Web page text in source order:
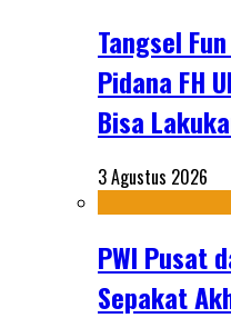
Tangsel
Pidana FH
Bisa
3 Agustus 2026
PWI Pusat
Sepakat